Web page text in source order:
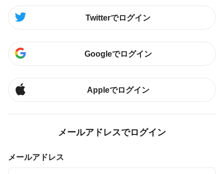
Twitterでログイン
Googleでログイン
Appleでログイン
メールアドレスでログイン
メールアドレス